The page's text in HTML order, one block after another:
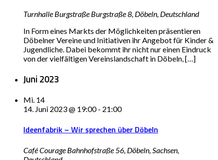
Turnhalle Burgstraße Burgstraße 8, Döbeln, Deutschland
In Form eines Markts der Möglichkeiten präsentieren
Döbelner Vereine und Initiativen ihr Angebot für Kinder &
Jugendliche. Dabei bekommt ihr nicht nur einen Eindruck
von der vielfältigen Vereinslandschaft in Döbeln, […]
Juni 2023
Mi. 14
14. Juni 2023 @ 19:00- 21:00
Ideenfabrik – Wir sprechen über Döbeln
Café Courage Bahnhofstraße 56, Döbeln, Sachsen,